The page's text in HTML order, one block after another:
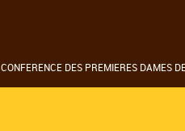
CONFERENCE DES PREMIERES DAMES